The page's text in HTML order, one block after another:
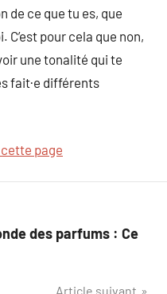
de ce que tu es, que
C’est pour cela que non,
une tonalité qui te
fait·e différents
page
des parfums : Ce
Article suivant